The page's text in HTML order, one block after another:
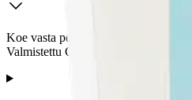
Koe vasta pestyjen
Valmistettu CleanScent-tekniikalla,